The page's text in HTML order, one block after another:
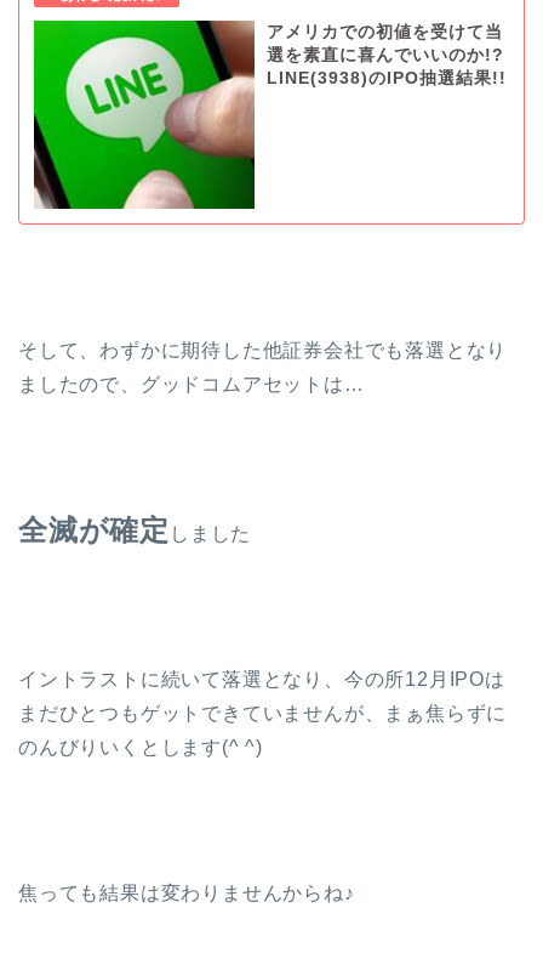
アメリカでの初値を受けて当
選を素直に喜んでいいのか!?
LINE(3938)のIPO抽選結果!!
そして、わずかに期待した他証券会社でも落選となり
ましたので、グッドコムアセットは…
全滅が確定 しました
イントラストに続いて落選となり、今の所12月IPOは
まだひとつもゲットできていませんが、まぁ焦らずに
のんびりいくとします(^ ^)
焦っても結果は変わりませんからね♪